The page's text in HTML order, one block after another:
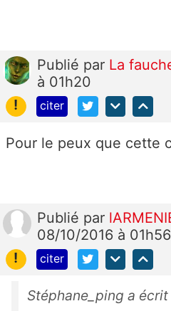
Publié par La
à 01h20
!
citer
Pour le peux que cette
Publié par
08/10/2016 à 01h56
!
citer
Stéphane_ping a écrit